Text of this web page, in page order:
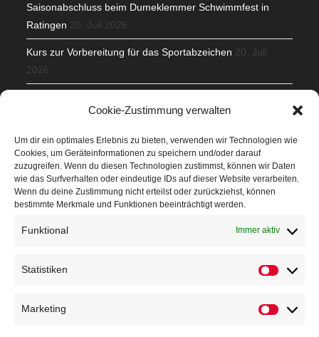
Cookie-Zustimmung verwalten
Um dir ein optimales Erlebnis zu bieten, verwenden wir Technologien wie
Cookies, um Geräteinformationen zu speichern und/oder darauf
zuzugreifen. Wenn du diesen Technologien zustimmst, können wir Daten
wie das Surfverhalten oder eindeutige IDs auf dieser Website verarbeiten.
Wenn du deine Zustimmung nicht erteilst oder zurückziehst, können
bestimmte Merkmale und Funktionen beeinträchtigt werden.
Funktional Immer aktiv
Statistiken
Marketing
Saisonabschluss beim Dumeklemmer Schwimmfest in
Ratingen 20. Juli 2026
Kurs zur Vorbereitung für das Sportabzeichen 20. Juli
2026
Veranstaltungen
Höffner Run
Kindersportfest